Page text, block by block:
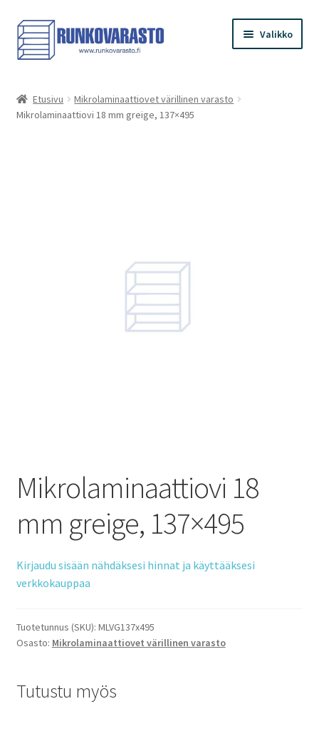
Siirry
navigointiin
Siirry
sisältöön
Valikko
Kauppa
Etusivu
Mikrolaminaattiovet värillinen varasto
Mikrolaminaattiovi 18 mm greige, 137×495
Mikrolaminaattiovi 18
mm greige, 137×495
Kirjaudu sisään nähdäksesi hinnat ja käyttääksesi
verkkokauppaa
Tuotetunnus (SKU): MLVG137x495
Osasto: Mikrolaminaattiovet värillinen varasto
Tutustu myös